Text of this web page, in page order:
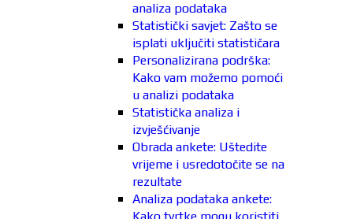
analiza podataka
Statistički savjet: Zašto se
isplati uključiti statističara
Personalizirana podrška:
Kako vam možemo pomoći
u analizi podataka
Statistička analiza i
izvješćivanje
Obrada ankete: Uštedite
vrijeme i usredotočite se na
rezultate
Analiza podataka ankete: